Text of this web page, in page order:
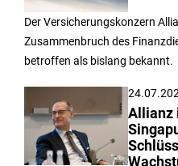
Der Versicherungskonzern
Zusammenbruch des
betroffen als bislang bekannt.
Allianz